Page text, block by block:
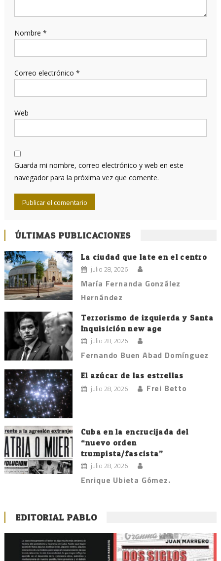
Nombre *
Correo electrónico *
Web
Guarda mi nombre, correo electrónico y web en este
navegador para la próxima vez que comente.
ÚLTIMAS PUBLICACIONES
La ciudad que late en el centro
julio 28, 2026
María Fernanda González
Hernández
Terrorismo de izquierda y Santa
Inquisición new age
julio 28, 2026
Fernando Buen Abad Domínguez
El azúcar de las estrellas
julio 28, 2026 Frei Betto
Cuba en la encrucijada del
“nuevo orden
trumpista/fascista”
julio 28, 2026
Enrique Ubieta Gómez.
EDITORIAL PABLO